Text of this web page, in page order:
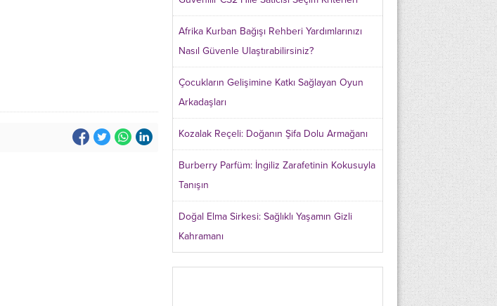
Afrika Kurban Bağışı Rehberi Yardımlarınızı
Nasıl Güvenle Ulaştırabilirsiniz?
Çocukların Gelişimine Katkı Sağlayan Oyun
Arkadaşları
Kozalak Reçeli: Doğanın Şifa Dolu Armağanı
Burberry Parfüm: İngiliz Zarafetinin Kokusuyla
Tanışın
Doğal Elma Sirkesi: Sağlıklı Yaşamın Gizli
Kahramanı